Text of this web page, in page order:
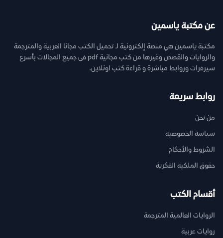
عن مكتبة ياسمين
مكتبة ياسمين هي منصة إلكترونية لـ تحميل الكتب مجانا العربية والمترجمة
والروايات والقصص وغيرها من كتب مجانية pdf فى جميع المجالات بأسرع
سيرفرات وروابط مباشرة و قراءة كتب اونلاين.
روابط سريعة
من نحن
سياسة الخصوصية
الشروط والأحكام
حقوق الملكية الفكرية
أقسام الكتب
الروايات العالمية المترجمة
روايات عربية